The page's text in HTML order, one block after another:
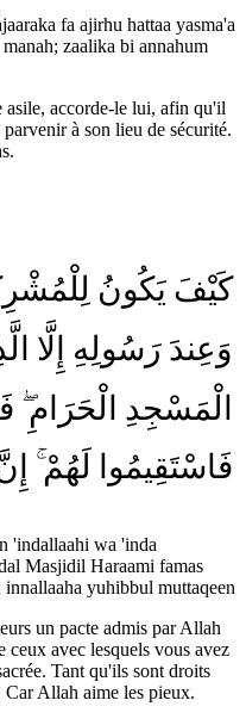
fa ajirhu hattaa yasma'a
zaalika bi annahum
asile, accorde-le lui, afin qu'il
à son lieu de sécurité.
كَيْفَ يَكُونُ
وَعِندَ رَسُولِهِ إِلَّا
الْمَسْجِدِ الْحَرَامِ
فَاسْتَقِيمُوا
لَهُمْ
'indallaahi wa 'inda
Masjidil Haraami famas
yuhibbul muttaqeen
un pacte admis par Allah
ceux avec lesquels vous avez
Tant qu'ils sont droits
Car Allah aime les pieux.